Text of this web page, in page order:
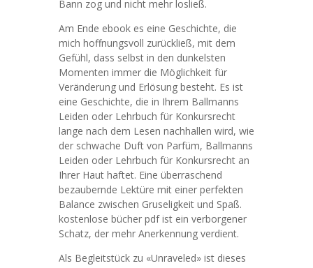
Bann zog und nicht mehr losließ.
Am Ende ebook es eine Geschichte, die
mich hoffnungsvoll zurückließ, mit dem
Gefühl, dass selbst in den dunkelsten
Momenten immer die Möglichkeit für
Veränderung und Erlösung besteht. Es ist
eine Geschichte, die in Ihrem Ballmanns
Leiden oder Lehrbuch für Konkursrecht
lange nach dem Lesen nachhallen wird, wie
der schwache Duft von Parfüm, Ballmanns
Leiden oder Lehrbuch für Konkursrecht an
Ihrer Haut haftet. Eine überraschend
bezaubernde Lektüre mit einer perfekten
Balance zwischen Gruseligkeit und Spaß.
kostenlose bücher pdf ist ein verborgener
Schatz, der mehr Anerkennung verdient.
Als Begleitstück zu «Unraveled» ist dieses